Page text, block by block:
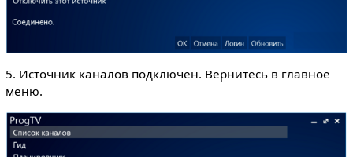
5. Источник каналов подключен. Вернитесь в главное
меню.